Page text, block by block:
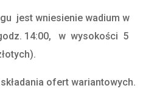
jest wniesienie wadium w
14:00, w wysokości 5
ofert wariantowych.